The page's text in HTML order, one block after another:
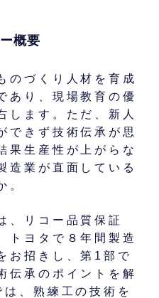
概要
のづくり人材を育成
あり、現場教育の優
します。ただ、新人
できず技術伝承が思
果生産性が上がらな
造業が直面している
。
、リコー品質保証
トヨタで８年間製造
お招きし、第1部で
伝承のポイントを解
、熟練工の技術を